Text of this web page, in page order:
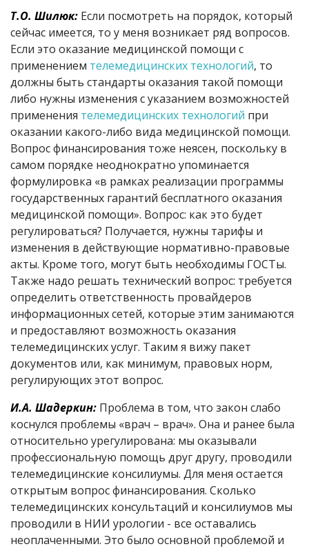
Т.О. Шилюк: Если посмотреть на порядок, который
сейчас имеется, то у меня возникает ряд вопросов.
Если это оказание медицинской помощи с
применением телемедицинских технологий, то
должны быть стандарты оказания такой помощи
либо нужны изменения с указанием возможностей
применения телемедицинских технологий при
оказании какого-либо вида медицинской помощи.
Вопрос финансирования тоже неясен, поскольку в
самом порядке неоднократно упоминается
формулировка «в рамках реализации программы
государственных гарантий бесплатного оказания
медицинской помощи». Вопрос: как это будет
регулироваться? Получается, нужны тарифы и
изменения в действующие нормативно-правовые
акты. Кроме того, могут быть необходимы ГОСТы.
Также надо решать технический вопрос: требуется
определить ответственность провайдеров
информационных сетей, которые этим занимаются
и предоставляют возможность оказания
телемедицинских услуг. Таким я вижу пакет
документов или, как минимум, правовых норм,
регулирующих этот вопрос.
И.А. Шадеркин: Проблема в том, что закон слабо
коснулся проблемы «врач – врач». Она и ранее была
относительно урегулирована: мы оказывали
профессиональную помощь друг другу, проводили
телемедицинские консилиумы. Для меня остается
открытым вопрос финансирования. Сколько
телемедицинских консультаций и консилиумов мы
проводили в НИИ урологии - все оставались
неоплаченными. Это было основной проблемой и